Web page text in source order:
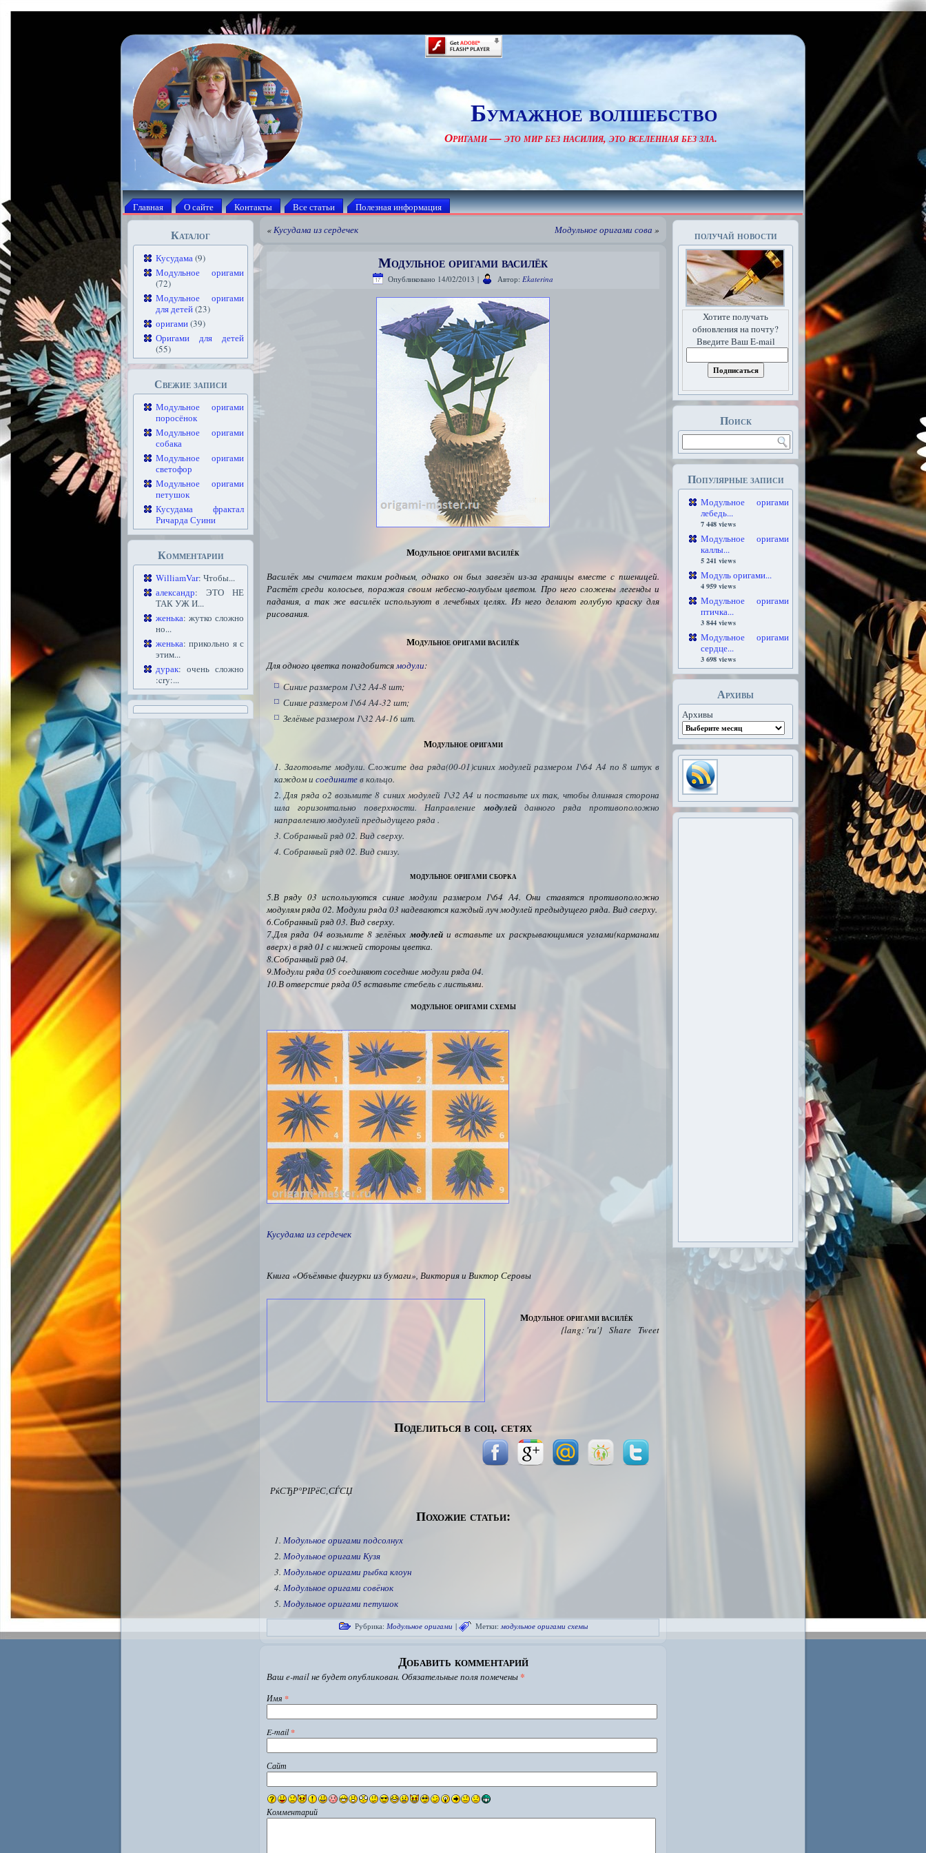
Бумажное волшебство
Оригами — это мир без насилия, это вселенная без зла.
Главная О сайте Контакты Все статьи Полезная информация
Каталог
Кусудама(9)
Модульное оригами
(72)
Модульное оригами
для детей(23)
оригами(39)
Оригами для детей
(55)
Свежие записи
Модульное оригами
поросёнок
Модульное оригами
собака
Модульное оригами
светофор
Модульное оригами
петушок
Кусудама фрактал
Ричарда Суини
Комментарии
WilliamVar: Чтобы...
александр: ЭТО НЕ
ТАК УЖ И...
женька: жутко сложно
но...
женька: прикольно я с
этим...
дурак: очень сложно
:cry:...
«Кусудама из сердечек Модульное оригами сова »
Модульное оригами василёк
Опубликовано 14/02/2013 | Автор: Ekaterina
Модульное оригами василёк
Василёк мы считаем таким родным, однако он был завезён из-за границы вместе с пшеницей.
Растёт среди колосьев, поражая своим небесно-голубым цветом. Про него сложены легенды и
падания, а так же василёк используют в лечебных целях. Из него делают голубую краску для
рисования.
Модульное оригами василёк
Для одного цветка понадобитсямодули:
Синие размером 1\32 А4-8 шт;
Синие размером 1\64 А4-32 шт;
Зелёные размером 1\32 А4-16 шт.
Модульное оригами
Заготовьте модули. Сложите два ряда(00-01)синих модулей размером 1\64 А4 по 8 штук в
каждом и соединитев кольцо.
Для ряда о2 возьмите 8 синих модулей 1\32 А4 и поставьте их так, чтобы длинная сторона
шла горизонтально поверхности. Направлениемодулейданного ряда противоположно
направлению модулей предыдущего ряда .
Собранный ряд 02. Вид сверху.
Собранный ряд 02. Вид снизу.
модульное оригами сборка
5.В ряду 03 используются синие модули размером 1\64 А4. Они ставятся противоположно
модулям ряда 02. Модули ряда 03 надеваются каждый луч модулей предыдущего ряда. Вид сверху.
6.Собранный ряд 03. Вид сверху.
7.Для ряда 04 возьмите 8 зелёныхмодулейи вставьте их раскрывающимися углами(карманами
вверх) в ряд 01 с нижней стороны цветка.
8.Собранный ряд 04.
9.Модули ряда 05 соединяют соседние модули ряда 04.
10.В отверстие ряда 05 вставьте стебель с листьями.
модульное оригами схемы
Кусудама из сердечек
Книга «Объёмные фигурки из бумаги», Виктория и Виктор Серовы
Модульное оригами василёк
Tweet
Share
{lang: 'ru'}
Поделиться в соц. сетях
РќСЂР°РІРёС‚СЃСЏ
Похожие статьи:
Модульное оригами подсолнух
Модульное оригами Кузя
Модульное оригами рыбка клоун
Модульное оригами совёнок
Модульное оригами петушок
Рубрика: Модульное оригами | Метки: модульное оригами схемы
Добавить комментарий
Ваш e-mail не будет опубликован. Обязательные поля помечены *
Имя *
E-mail*
Сайт
Комментарий
получай новости
Хотите получать
обновления на почту?
Введите Ваш E-mail
Поиск
Популярные записи
Модульное оригами
лебедь...
7 448 views
Модульное оригами
каллы...
5 241 views
Модуль оригами...
4 959 views
Модульное оригами
птичка...
3 844 views
Модульное оригами
сердце...
3 698 views
Архивы
Архивы